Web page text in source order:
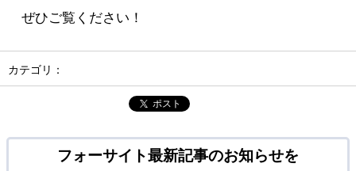
ぜひご覧ください！
カテゴリ：
ポスト
フォーサイト最新記事のお知らせを